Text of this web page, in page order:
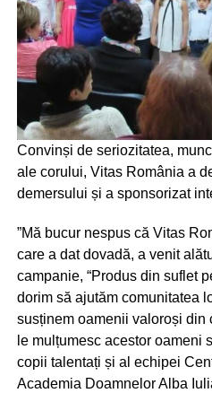
Convinși de seriozitatea,
ale corului, Vitas România a
demersului și a sponsorizat
”Mă bucur nespus că Vitas
care a dat dovadă, a venit
campanie, “Produs din suflet
dorim să ajutăm comunitatea
susținem oamenii valoroși din
le mulțumesc acestor oameni
copii talentați și al echipei
Academia Doamnelor Alba